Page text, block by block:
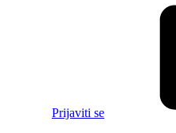
Prijaviti se